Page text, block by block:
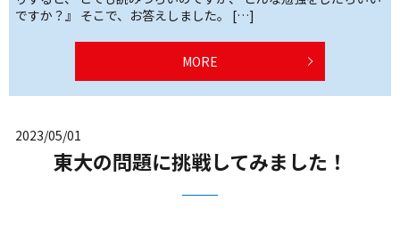
ですか？』 そこで、お答えしました。 […]
MORE
2023/05/01
東大の問題に挑戦してみました！